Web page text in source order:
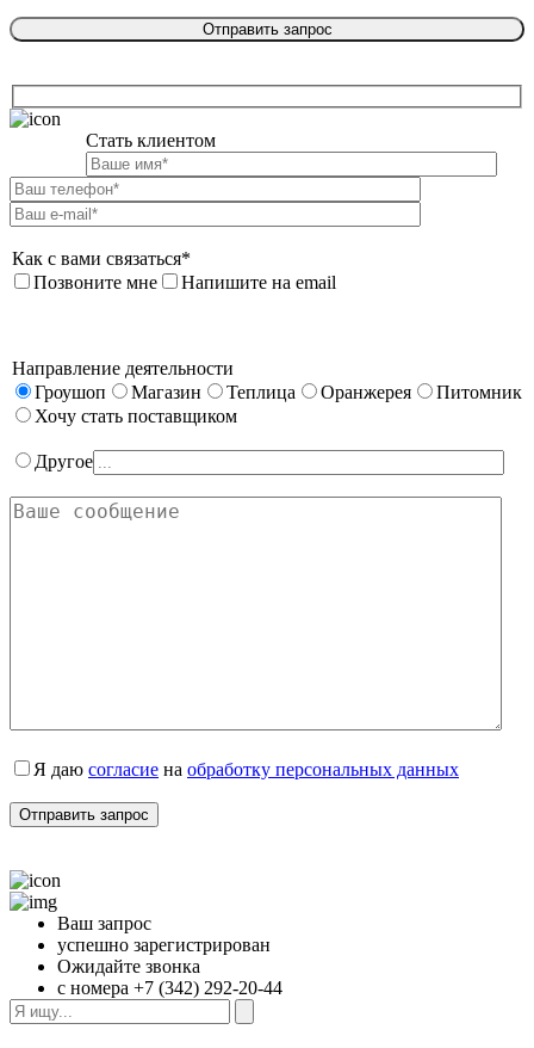
Стать клиентом
Как с вами связаться*
Позвоните мне
Напишите на email
Направление деятельности
Гроушоп
Магазин Теплица Оранжерея
Питомник
Хочу стать поставщиком
Другое
Я даю согласие на обработку персональных данных
Ваш запрос
успешно зарегистрирован
Ожидайте звонка
с номера +7 (342) 292-20-44